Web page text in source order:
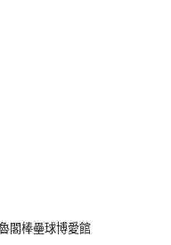
閣棒壘球博愛館